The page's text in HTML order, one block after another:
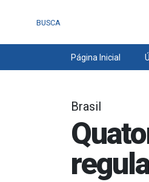
BUSCA
Página Inicial
Brasil